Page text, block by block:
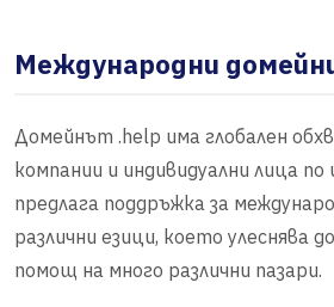
Международни
Домейнът .help има глобален
компании и индивидуални лица по
предлага поддръжка за
различни езици, което улеснява
помощ на много различни пазари.